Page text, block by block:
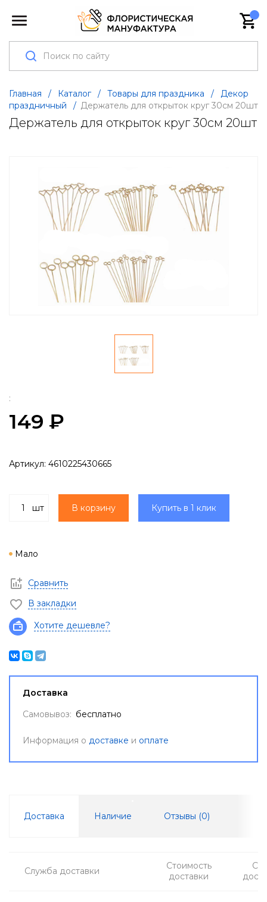
Главная / Каталог / Товары для праздника /
Декор
праздничный
/ Держатель для открыток круг 30см 20шт
Держатель для открыток круг 30см 20шт
:
149 ₽
Артикул: 4610225430665
шт В корзину Купить в 1 клик
Мало
Сравнить
В закладки
Хотите дешевле?
Доставка
Самовывоз: бесплатно
Информация о доставке и оплате
Доставка Наличие Отзывы (0)
Служба доставки
Стоимость
доставки